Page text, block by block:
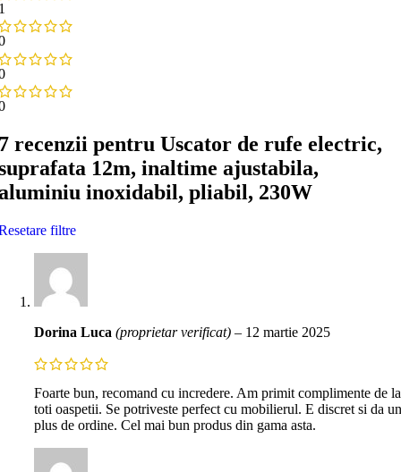
recenzii pentru Uscator de rufe electric,
12m, inaltime ajustabila,
inoxidabil, pliabil, 230W
filtre
Dorina Luca (proprietar verificat) – 12 martie 2025
Foarte bun, recomand cu incredere. Am primit complimente de la
toti oaspetii. Se potriveste perfect cu mobilierul. E discret si da un
plus de ordine. Cel mai bun produs din gama asta.